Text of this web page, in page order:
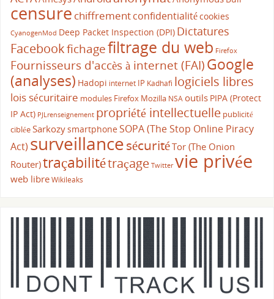
censure chiffrementconfidentialitécookies
CyanogenMod Deep Packet Inspection (DPI) Dictatures
Facebookfichagefiltrage du web Firefox
Fournisseurs d'accès à internet (FAI)Google
(analyses) Hadopi internet IP Kadhafi logiciels libres
lois sécuritaire modules Firefox Mozilla NSA outils PIPA (Protect
IP Act) PJLrenseignement propriété intellectuelle publicité
cibléeSarkozysmartphoneSOPA (The Stop Online Piracy
Act) surveillancesécuritéTor (The Onion
Router)traçabilitétraçage Twitter vie privée
web libreWikileaks